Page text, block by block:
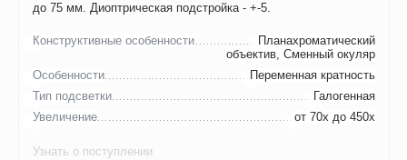
до 75 мм. Диоптрическая подстройка - +-5.
Конструктивные особенности
Планахроматический
объектив, Сменный окуляр
Особенности
Переменная кратность
Тип подсветки
Галогенная
Увеличение
от 70х до 450х
Узнать о поступлении